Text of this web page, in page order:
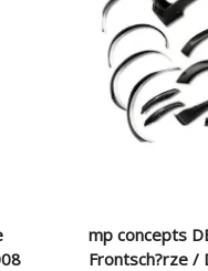
mp concepts
Frontsch?rze /